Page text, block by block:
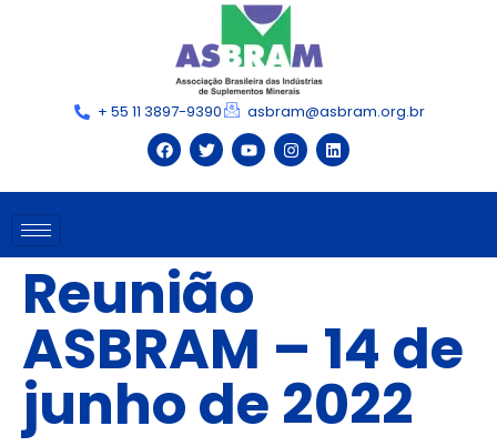
+ 55 11 3897-9390 asbram@asbram.org.br
Reunião
ASBRAM – 14 de
junho de 2022